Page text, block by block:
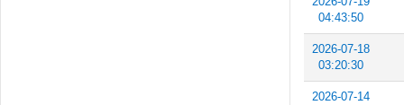
04:43:50
2026-07-18
03:20:30
2026-07-14